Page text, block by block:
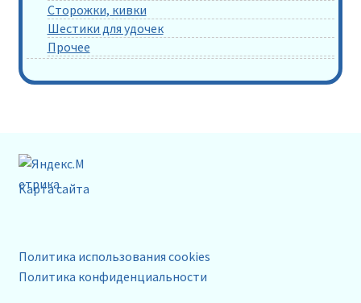
Сторожки, кивки
Шестики для удочек
Прочее
Карта сайта
Политика использования cookies
Политика конфиденциальности